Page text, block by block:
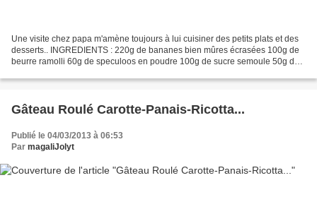
Une visite chez papa m'amène toujours à lui cuisiner des petits plats et des
desserts.. INGREDIENTS : 220g de bananes bien mûres écrasées 100g de
beurre ramolli 60g de speculoos en poudre 100g de sucre semoule 50g de
Gâteau Roulé Carotte-Panais-Ricotta...
Publié le 04/03/2013 à 06:53
Par magaliJolyt